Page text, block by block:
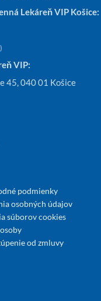
Lekáreň VIP Košice:
VIP:
45, 040 01 Košice
podmienky
osobných údajov
súborov cookies
od zmluvy